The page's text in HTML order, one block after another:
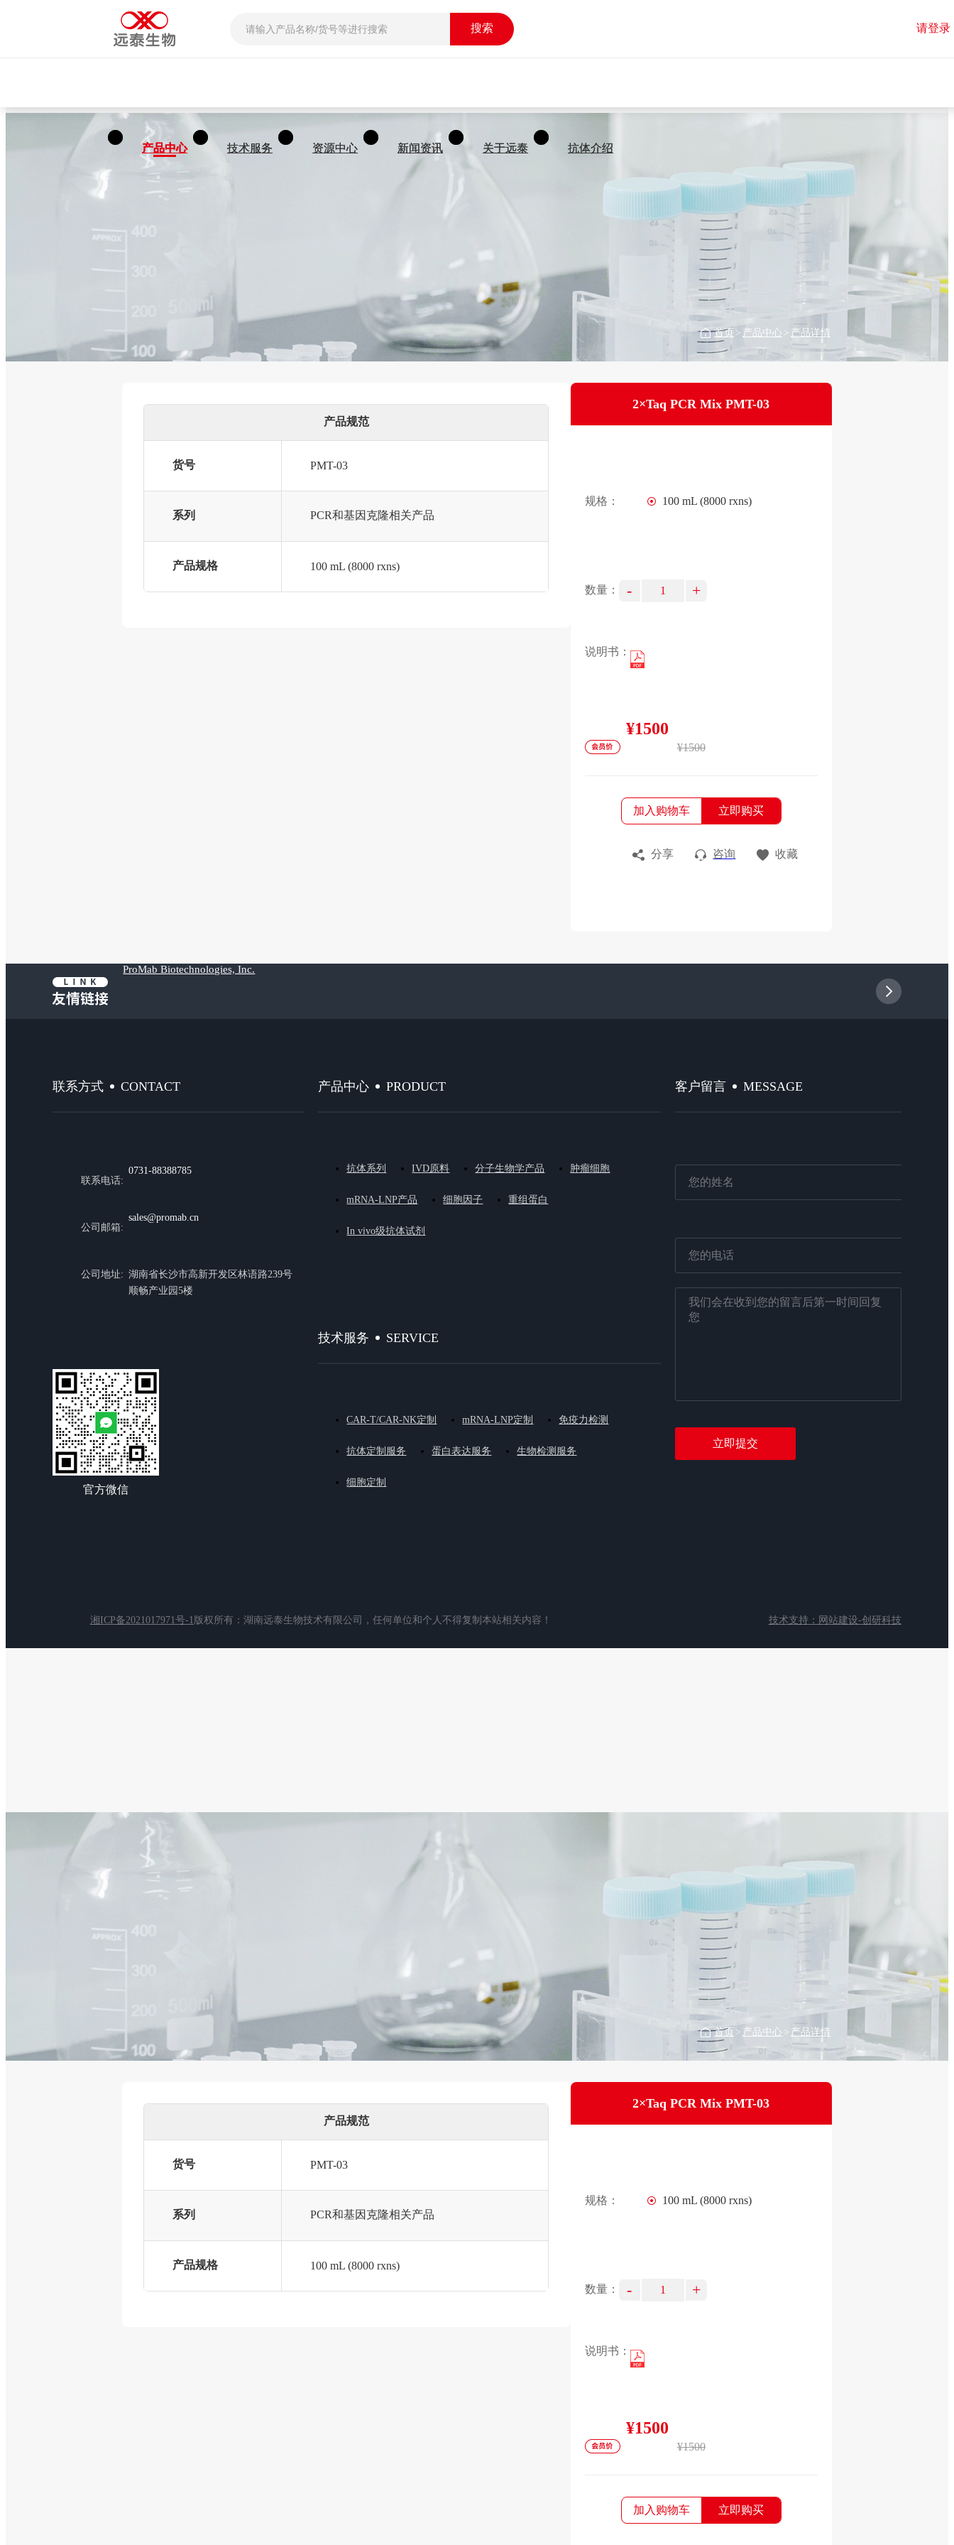
搜索 请登录
产品中心 技术服务 资源中心 新闻资讯 关于远泰 抗体介绍
首页 > 产品中心 > 产品详情
产品规范
货号 PMT-03
系列 PCR和基因克隆相关产品
产品规格 100 mL (8000 rxns)
2×Taq PCR Mix PMT-03
规格： 100 mL (8000 rxns)
数量： - +
说明书：
¥1500
¥1500
加入购物车 立即购买
分享 咨询 收藏
ProMab Biotechnologies, Inc.
联系方式 CONTACT
联系电话:
0731-88388785
公司邮箱:
sales@promab.cn
公司地址: 湖南省长沙市高新开发区林语路239号
顺畅产业园5楼
官方微信
产品中心 PRODUCT
抗体系列 IVD原料 分子生物学产品 肿瘤细胞
mRNA-LNP产品 细胞因子 重组蛋白
In vivo级抗体试剂
技术服务 SERVICE
CAR-T/CAR-NK定制 mRNA-LNP定制 免疫力检测
抗体定制服务 蛋白表达服务 生物检测服务
细胞定制
客户留言 MESSAGE
湘ICP备2021017971号-1版权所有：湖南远泰生物技术有限公司，任何单位和个人不得复制本站相关内容！ 技术支持：网站建设-创研科技
搜索 请登录
产品中心 技术服务 资源中心 新闻资讯 关于远泰 抗体介绍
首页 > 产品中心 > 产品详情
产品规范
货号 PMT-03
系列 PCR和基因克隆相关产品
产品规格 100 mL (8000 rxns)
2×Taq PCR Mix PMT-03
规格： 100 mL (8000 rxns)
数量： - +
说明书：
¥1500
¥1500
加入购物车 立即购买